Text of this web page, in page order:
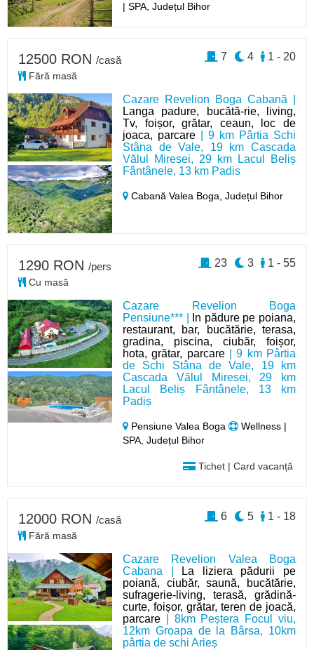
| SPA, Județul Bihor
Cazare Revelion Boga Cabană |
Langa padure, bucătă-rie, living,
Tv, foișor, grătar, ceaun, loc de
joaca, parcare | 9 km Pârtia Schi
Stâna de Vale, 19 km Cascada
Vălul Miresei, 29 km Lacul Beliș
Fântânele, 13 km Padis
Cabană Valea Boga,Județul Bihor
12500 RON /casă
Fără masă
1 - 20
4
7
Cazare Revelion Boga
Pensiune*** |
In pădure pe poiana,
restaurant, bar, bucătărie, terasa,
gradina, piscina, ciubăr, foișor,
hota, grătar, parcare| 9 km Pârtia
de Schi Stâna de Vale, 19 km
Cascada Vălul Miresei, 29 km
Lacul Beliș Fântânele, 13 km
Padiș
Pensiune Valea Boga
Wellness |
SPA, Județul Bihor
Tichet | Card vacanță
1290 RON /pers
Cu masă
1 - 55
3
23
Cazare Revelion Valea Boga
Cabana |
La liziera pădurii pe
poiană, ciubăr, saună, bucătărie,
sufragerie-living, terasă, grădină-
curte, foișor, grătar, teren de joacă,
parcare | 8km Peștera Focul viu,
12km Groapa de la Bârsa, 10km
pârtia de schi Arieș
12000 RON /casă
Fără masă
1 - 18
5
6